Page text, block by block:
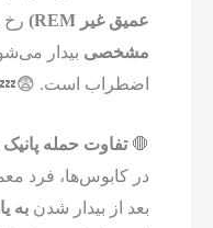
عمیق غیر REM)
رخ
مشخصی بیدار
اضطراب است. 😨💤
🛑تفاوت حمله
در کابوس‌ها، فرد
بعد از بیدار شدنبه